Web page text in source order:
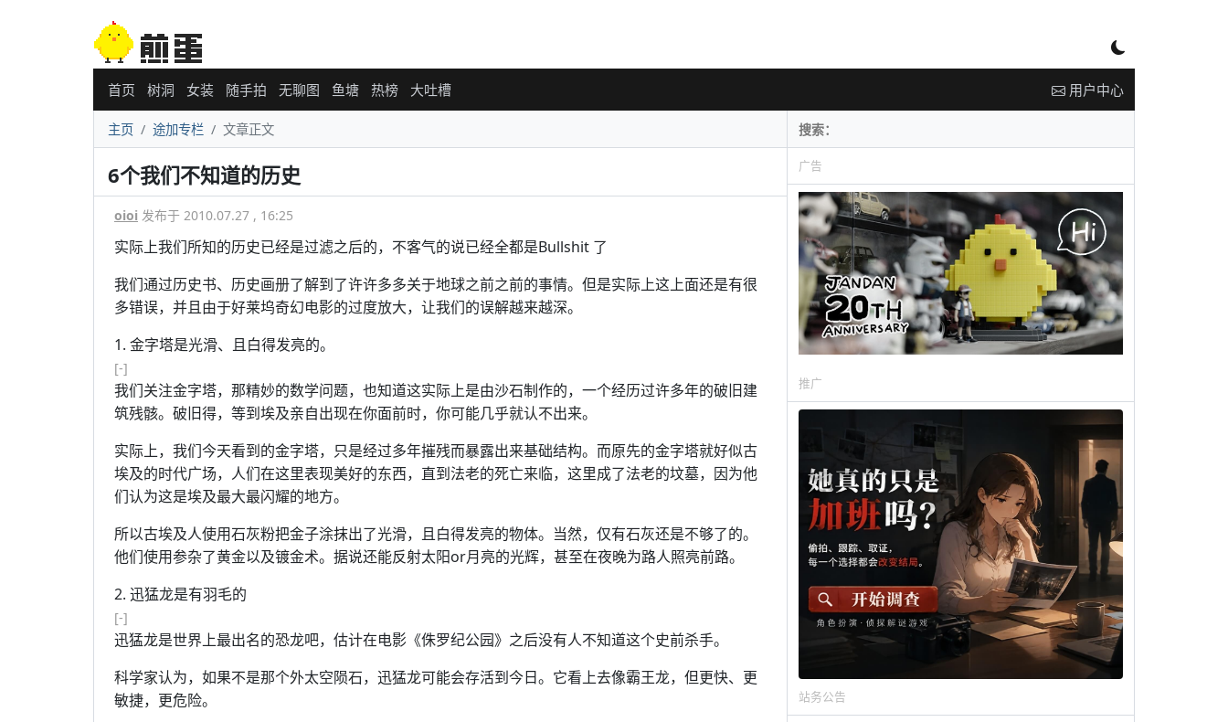
首页 树洞 女装 随手拍 无聊图 鱼塘 热榜 大吐槽 用户中心
主页 途加专栏 文章正文
6个我们不知道的历史
oioi 发布于 2010.07.27 , 16:25
实际上我们所知的历史已经是过滤之后的，不客气的说已经全都是Bullshit 了
我们通过历史书、历史画册了解到了许许多多关于地球之前之前的事情。但是实际上这上面还是有很
多错误，并且由于好莱坞奇幻电影的过度放大，让我们的误解越来越深。
1. 金字塔是光滑、且白得发亮的。
[-]
我们关注金字塔，那精妙的数学问题，也知道这实际上是由沙石制作的，一个经历过许多年的破旧建
筑残骸。破旧得，等到埃及亲自出现在你面前时，你可能几乎就认不出来。
实际上，我们今天看到的金字塔，只是经过多年摧残而暴露出来基础结构。而原先的金字塔就好似古
埃及的时代广场，人们在这里表现美好的东西，直到法老的死亡来临，这里成了法老的坟墓，因为他
们认为这是埃及最大最闪耀的地方。
所以古埃及人使用石灰粉把金子涂抹出了光滑，且白得发亮的物体。当然，仅有石灰还是不够了的。
他们使用参杂了黄金以及镀金术。据说还能反射太阳or月亮的光辉，甚至在夜晚为路人照亮前路。
2. 迅猛龙是有羽毛的
[-]
迅猛龙是世界上最出名的恐龙吧，估计在电影《侏罗纪公园》之后没有人不知道这个史前杀手。
科学家认为，如果不是那个外太空陨石，迅猛龙可能会存活到今日。它看上去像霸王龙，但更快、更
敏捷，更危险。
广告
推广
站务公告